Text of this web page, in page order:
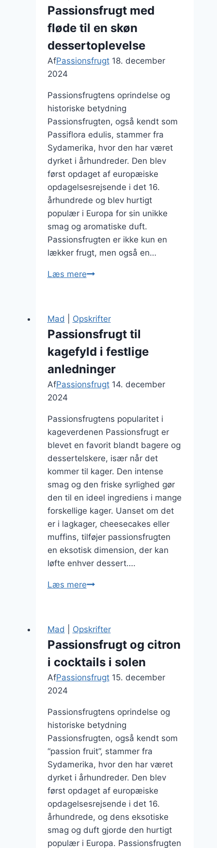
Passionsfrugt med
fløde til en skøn
dessertoplevelse
AfPassionsfrugt 18. december
2024
Passionsfrugtens oprindelse og
historiske betydning
Passionsfrugten, også kendt som
Passiflora edulis, stammer fra
Sydamerika, hvor den har været
dyrket i århundreder. Den blev
først opdaget af europæiske
opdagelsesrejsende i det 16.
århundrede og blev hurtigt
populær i Europa for sin unikke
smag og aromatiske duft.
Passionsfrugten er ikke kun en
lækker frugt, men også en…
Læs merePassionsfrugt
en
skøn
dessertoplevelse
Mad Opskrifter
Passionsfrugt til
kagefyld i festlige
anledninger
AfPassionsfrugt 14. december
2024
Passionsfrugtens popularitet i
kageverdenen Passionsfrugt er
blevet en favorit blandt bagere og
dessertelskere, især når det
kommer til kager. Den intense
smag og den friske syrlighed gør
den til en ideel ingrediens i mange
forskellige kager. Uanset om det
er i lagkager, cheesecakes eller
muffins, tilføjer passionsfrugten
en eksotisk dimension, der kan
løfte enhver dessert….
Læs merePassionsfrugt
festlige
anledninger
Mad Opskrifter
Passionsfrugt og citron
i cocktails i solen
AfPassionsfrugt 15. december
2024
Passionsfrugtens oprindelse og
historiske betydning
Passionsfrugten, også kendt som
“passion fruit”, stammer fra
Sydamerika, hvor den har været
dyrket i århundreder. Den blev
først opdaget af europæiske
opdagelsesrejsende i det 16.
århundrede, og dens eksotiske
smag og duft gjorde den hurtigt
populær i Europa. Passionsfrugten